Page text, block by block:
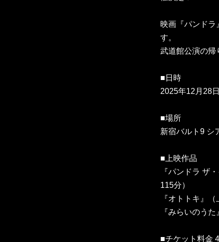
映画『パンドラ
す。
武道館公演の帰
■日時
2025年12月28
■場所
新宿バルト9 シ
■上映作品
『パンドラ ザ
115分）
『オトトキ』
『みらいのう
■チケット料金